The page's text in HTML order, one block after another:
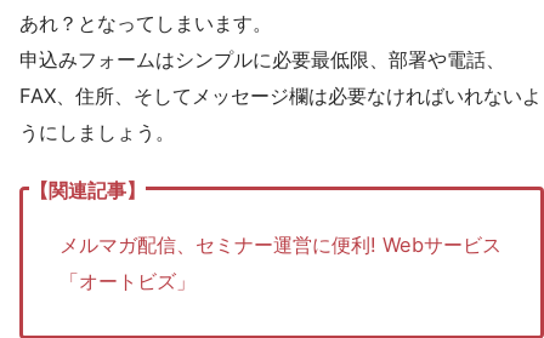
あれ？となってしまいます。
申込みフォームはシンプルに必要最低限、部署や電話、
FAX、住所、そしてメッセージ欄は必要なければいれないよ
うにしましょう。
メルマガ配信、セミナー運営に便利! Webサービス
「オートビズ」